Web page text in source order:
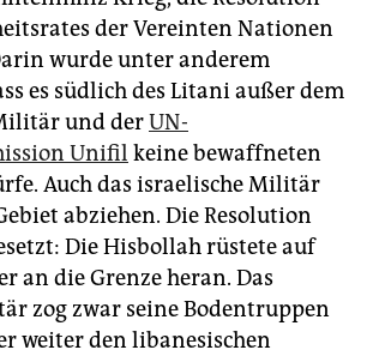
der Vereinten Nationen
wurde unter anderem
es südlich des Litani außer dem
und derUN-
Unifil keine bewaffneten
Auch das israelische Militär
abziehen. Die Resolution
Die Hisbollah rüstete auf
an die Grenze heran. Das
zog zwar seine Bodentruppen
weiter den libanesischen